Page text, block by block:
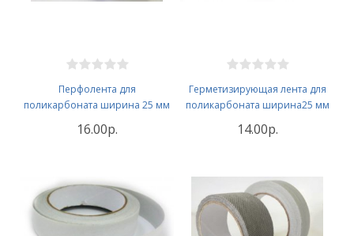
Перфолента для
поликарбоната ширина 25 мм
16.00р.
Герметизирующая лента для
поликарбоната ширина25 мм
14.00р.